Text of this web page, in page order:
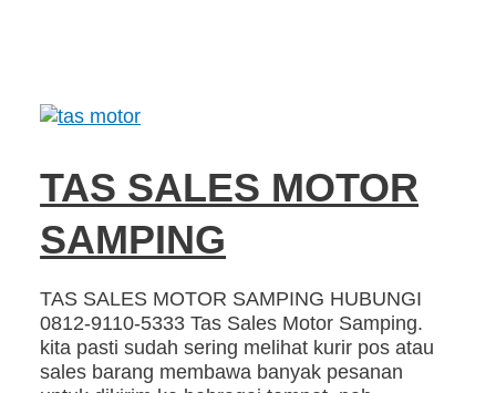
TAS SALES MOTOR
SAMPING
TAS SALES MOTOR SAMPING HUBUNGI
0812-9110-5333 Tas Sales Motor Samping.
kita pasti sudah sering melihat kurir pos atau
sales barang membawa banyak pesanan